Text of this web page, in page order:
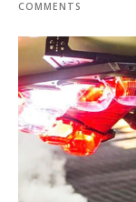
COMMENTS